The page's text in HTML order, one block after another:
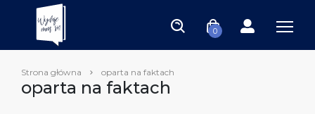
0
Strona główna oparta na faktach
oparta na faktach